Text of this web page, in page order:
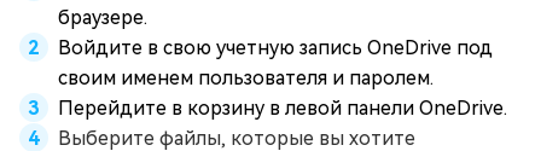
браузере.
Войдите в свою учетную запись OneDrive под
своим именем пользователя и паролем.
Перейдите в корзину в левой панели OneDrive.
Выберите файлы, которые вы хотите